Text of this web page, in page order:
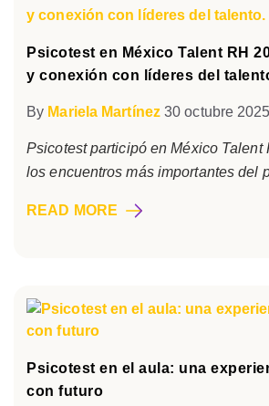
Psicotest en México Talent RH
y conexión con líderes del
By Mariela Martínez 30 octubre 2025
Psicotest participó en México Talent
los encuentros más importantes del
READ MORE
Psicotest en el aula: una
con futuro